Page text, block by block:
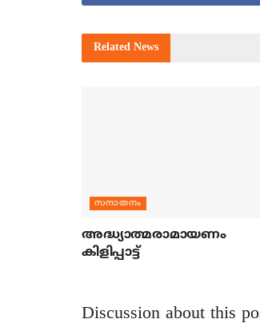
Related News
സനാതനം
അദ്ധ്യാത്മരാമായണം
കിളിപ്പാട്ട്
Discussion about this